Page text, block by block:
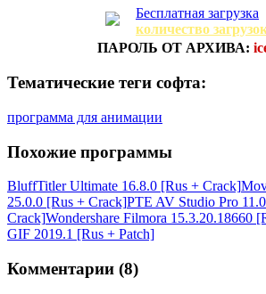
Бесплатная загрузка
количество
ПАРОЛЬ ОТ АРХИВА:
Тематические теги софта:
программа для анимации
Похожие программы
BluffTitler Ultimate 16.8.0 [Rus + Crack]
25.0.0 [Rus + Crack]PTE AV Studio Pro
Crack]Wondershare Filmora 15.3.20.18660
GIF 2019.1 [Rus + Patch]
Комментарии (8)